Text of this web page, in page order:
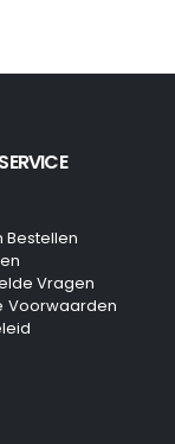
Bestellen
Vragen
Voorwaarden